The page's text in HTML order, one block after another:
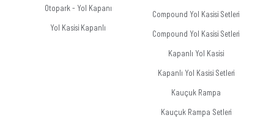
Otopark - Yol Kapanı
Yol Kasisi Kapanlı
Compound Yol Kasisi Setleri
Compound Yol Kasisi Setleri
Kapanlı Yol Kasisi
Kapanlı Yol Kasisi Setleri
Kauçuk Rampa
Kauçuk Rampa Setleri